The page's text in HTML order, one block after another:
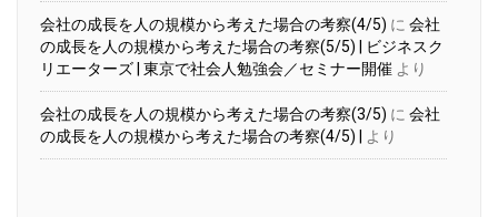
会社の成長を人の規模から考えた場合の考察(4/5) に 会社
の成長を人の規模から考えた場合の考察(5/5) | ビジネスク
リエーターズ | 東京で社会人勉強会／セミナー開催 より
会社の成長を人の規模から考えた場合の考察(3/5) に 会社
の成長を人の規模から考えた場合の考察(4/5) |
より